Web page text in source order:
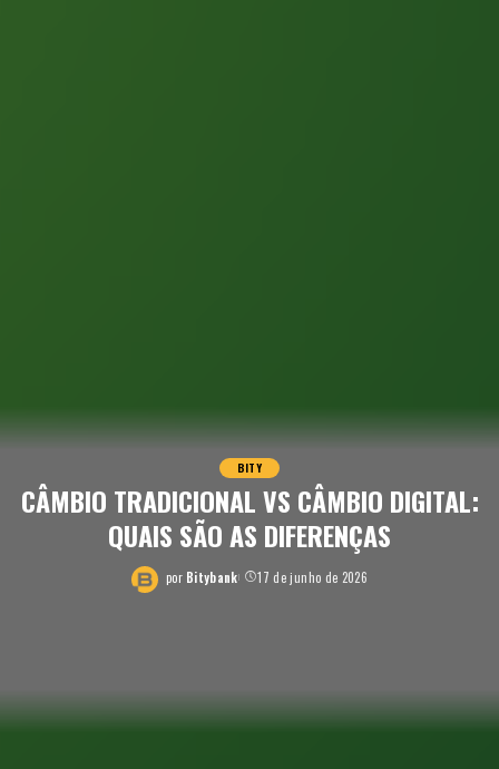
BITY
CÂMBIO TRADICIONAL VS CÂMBIO DIGITAL:
QUAIS SÃO AS DIFERENÇAS
por Bitybank 17 de junho de 2026